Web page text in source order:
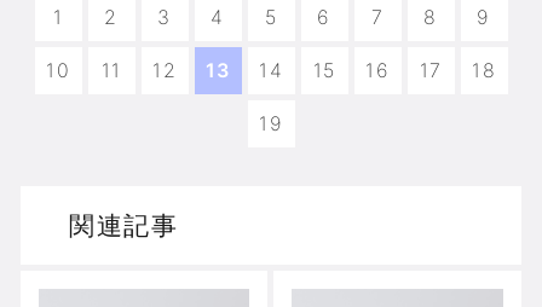
1 2 3 4 5 6 7 8 9
10 11 12 13 14 15 16 17 18
19
関連記事